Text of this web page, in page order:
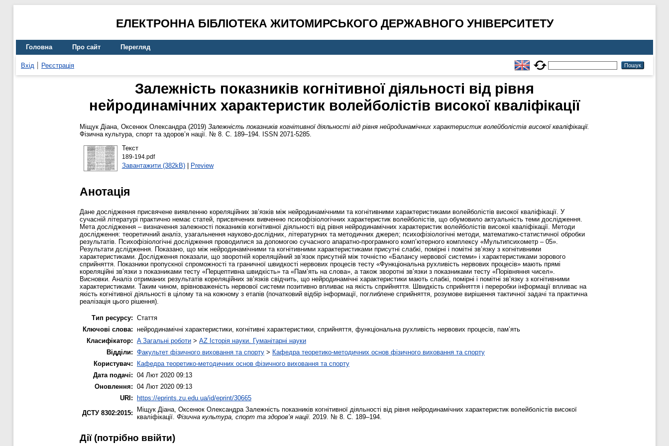
ЕЛЕКТРОННА БІБЛІОТЕКА ЖИТОМИРСЬКОГО ДЕРЖАВНОГО УНІВЕРСИТЕТУ
Головна Про сайт Перегляд
Вхід Реєстрація
Залежність показників когнітивної діяльності від рівня
нейродинамічних характеристик волейболістів високої кваліфікації
Міщук Діана, Оксенюк Олександра(2019) Залежність показників когнітивної діяльності від рівня нейродинамічних характеристик волейболістів високої кваліфікації.
Фізична культура, спорт та здоров’я нації. № 8. С. 189–194. ISSN 2071-5285.
Текст
189-194.pdf
Завантажити (382kB)| Preview
Анотація
Дане дослідження присвячене виявленню кореляційних зв’язків між нейродинамічними та когнітивними характеристиками волейболістів високої кваліфікації. У
сучасній літературі практично немає статей, присвячених вивченню психофізіологічних характеристик волейболістів, що обумовило актуальність теми дослідження.
Мета дослідження – визначення залежності показників когнітивної діяльності від рівня нейродинамічних характеристик волейболістів високої кваліфікації. Методи
дослідження: теоретичний аналіз, узагальнення науково-дослідних, літературних та методичних джерел; психофізіологічні методи, математико-статистичної обробки
результатів. Психофізіологічні дослідження проводилися за допомогою сучасного апаратно-програмного комп’ютерного комплексу «Мультипсихометр – 05».
Результати дслідження. Показано, що між нейродинамічними та когнітивними характеристиками присутні слабкі, помірні і помітні зв’язку з когнітивними
характеристиками. Дослідження показали, що зворотній кореляційний зв’язок присутній між точністю «Балансу нервової системи» і характеристиками зорового
сприйняття. Показники пропускної спроможності та граничної швидкості нервових процесів тесту «Функціональна рухливість нервових процесів» мають прямі
кореляційні зв’язки з показниками тесту «Перцептивна швидкість» та «Пам’ять на слова», а також зворотні зв’язки з показниками тесту «Порівняння чисел».
Висновки. Аналіз отриманих результатів кореляційних зв’язків свідчить, що нейродинамічні характеристики мають слабкі, помірні і помітні зв’язку з когнітивними
характеристиками. Таким чином, врівноваженість нервової системи позитивно впливає на якість сприйняття. Швидкість сприйняття і переробки інформації впливає на
якість когнітивної діяльності в цілому та на кожному з етапів (початковий відбір інформації, поглиблене сприйняття, розумове вирішення тактичної задачі та практична
реалізація цього рішення).
Тип ресурсу: Стаття
Ключові слова: нейродинамічні характеристики, когнітивні характеристики, сприйняття, функціональна рухливість нервових процесів, пам’ять
Класифікатор: A Загальні роботи > AZ Історія науки. Гуманітарні науки
Відділи: Факультет фізичного виховання та спорту > Кафедра теоретико-методичних основ фізичного виховання та спорту
Користувач:
Кафедра теоретико-методичних основ фізичного виховання та спорту
Дата подачі: 04 Лют 2020 09:13
Оновлення: 04 Лют 2020 09:13
URI: https://eprints.zu.edu.ua/id/eprint/30665
ДСТУ 8302:2015:
Міщук Діана Оксенюк Олександра Залежність показників когнітивної діяльності від рівня нейродинамічних характеристик волейболістів високої
кваліфікації. Фізична культура, спорт та здоров’я нації. 2019. № 8. С. 189–194.
Дії ​​(потрібно ввійти)